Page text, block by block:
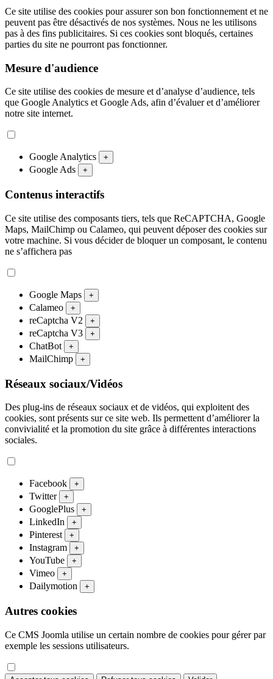
Ce site utilise des cookies pour assurer son bon fonctionnement et ne
peuvent pas être désactivés de nos systèmes. Nous ne les utilisons
pas à des fins publicitaires. Si ces cookies sont bloqués, certaines
parties du site ne pourront pas fonctionner.
Mesure d'audience
Ce site utilise des cookies de mesure et d’analyse d’audience, tels
que Google Analytics et Google Ads, afin d’évaluer et d’améliorer
notre site internet.
Google Analytics +
Google Ads +
Contenus interactifs
Ce site utilise des composants tiers, tels que ReCAPTCHA, Google
Maps, MailChimp ou Calameo, qui peuvent déposer des cookies sur
votre machine. Si vous décider de bloquer un composant, le contenu
ne s’affichera pas
Google Maps +
Calameo +
reCaptcha V2 +
reCaptcha V3 +
ChatBot +
MailChimp +
Réseaux sociaux/Vidéos
Des plug-ins de réseaux sociaux et de vidéos, qui exploitent des
cookies, sont présents sur ce site web. Ils permettent d’améliorer la
convivialité et la promotion du site grâce à différentes interactions
sociales.
Facebook +
Twitter +
GooglePlus +
LinkedIn +
Pinterest +
Instagram +
YouTube +
Vimeo +
Dailymotion +
Autres cookies
Ce CMS Joomla utilise un certain nombre de cookies pour gérer par
exemple les sessions utilisateurs.